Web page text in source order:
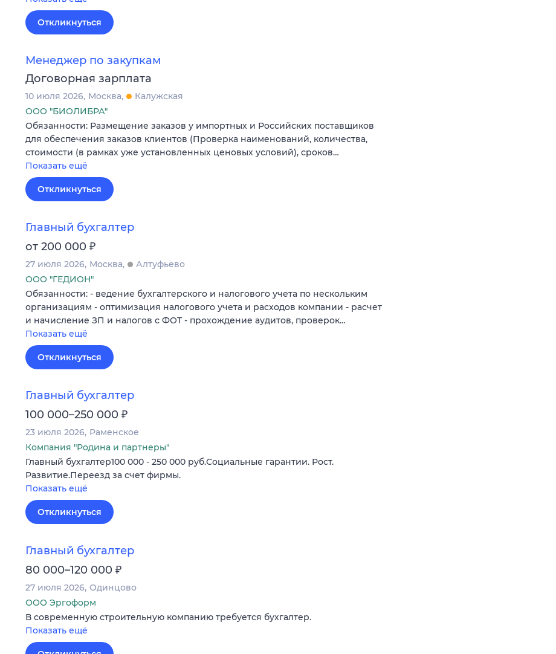
Откликнуться
Менеджер по закупкам
Договорная зарплата
10 июля 2026 Москва
Калужская
ООО "БИОЛИБРА"
Обязанности: Размещение заказов у импортных и Российских поставщиков
для обеспечения заказов клиентов (Проверка наименований, количества,
стоимости (в рамках уже установленных ценовых условий), сроков…
Показать ещё
Откликнуться
Главный бухгалтер
от 200 000 ₽
27 июля 2026 Москва
Алтуфьево
ООО "ГЕДИОН"
Обязанности: - ведение бухгалтерского и налогового учета по нескольким
организациям - оптимизация налогового учета и расходов компании - расчет
и начисление ЗП и налогов с ФОТ - прохождение аудитов, проверок…
Показать ещё
Откликнуться
Главный бухгалтер
100 000–250 000 ₽
23 июля 2026 Раменское
Компания "Родина и партнеры"
Главный бухгалтер100 000 - 250 000 руб.Социальные гарантии. Рост.
Развитие.Переезд за счет фирмы.
Показать ещё
Откликнуться
Главный бухгалтер
80 000–120 000 ₽
27 июля 2026 Одинцово
ООО Эргоформ
В современную строительную компанию требуется бухгалтер.
Показать ещё